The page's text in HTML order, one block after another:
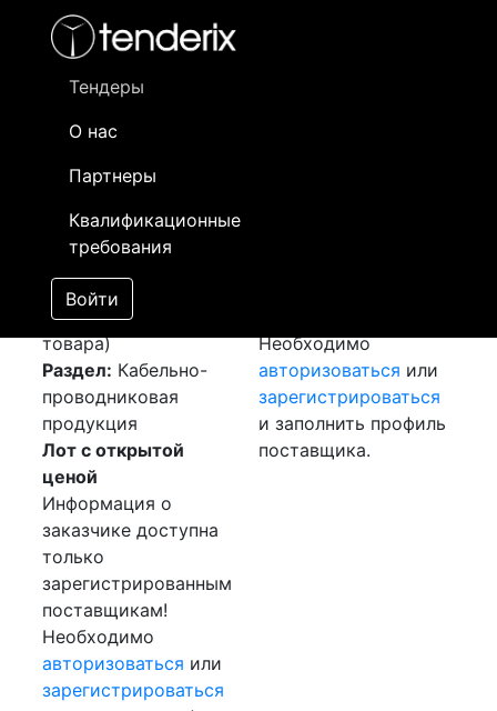
Тендеры
О нас
Партнеры
Квалификационные
требования
Войти
- активный лот
- сохраненный лот (не опубликован)
Закупка: Кабельная
муфта[Завершен]
Победитель выбран
Лот №:1858
АУКЦИОН (покупка
товара)
Раздел: Кабельно-
проводниковая
продукция
Лот с открытой
ценой
Информация о
заказчике доступна
только
зарегистрированным
поставщикам!
Необходимо
авторизоваться или
зарегистрироваться
Необходимо
авторизоваться или
зарегистрироваться
и заполнить профиль
поставщика.